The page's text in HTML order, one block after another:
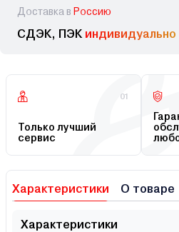
Доставка в Россию
СДЭК, ПЭК индивидуально
01
Только лучший
сервис
Характеристики О товаре
Характеристики